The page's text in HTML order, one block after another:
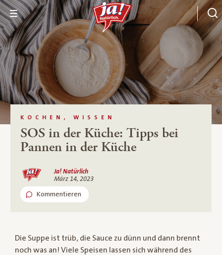
KOCHEN, WISSEN
SOS in der Küche: Tipps bei
Pannen in der Küche
Ja! Natürlich
März 14, 2023
Kommentieren
Die Suppe ist trüb, die Sauce zu dünn und dann brennt
noch was an! Viele Speisen lassen sich während des